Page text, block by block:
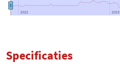
2022
2022 2023
2023
Specificaties